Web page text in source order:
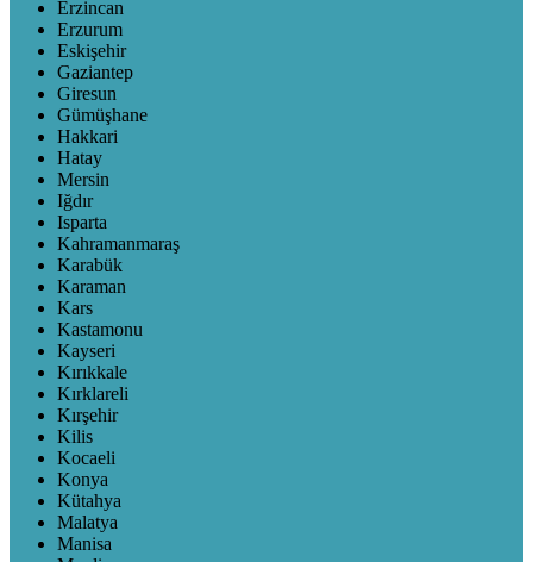
Erzincan
Erzurum
Eskişehir
Gaziantep
Giresun
Gümüşhane
Hakkari
Hatay
Mersin
Iğdır
Isparta
Kahramanmaraş
Karabük
Karaman
Kars
Kastamonu
Kayseri
Kırıkkale
Kırklareli
Kırşehir
Kilis
Kocaeli
Konya
Kütahya
Malatya
Manisa